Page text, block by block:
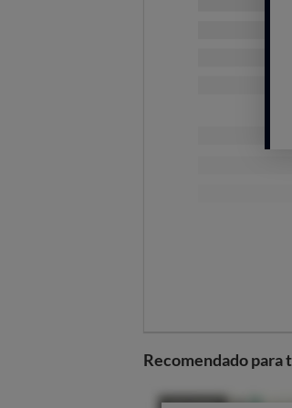
aún las
,
La
Recomendado para